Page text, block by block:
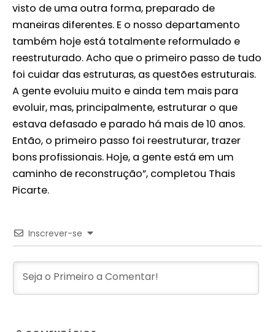
visto de uma outra forma, preparado de
maneiras diferentes. E o nosso departamento
também hoje está totalmente reformulado e
reestruturado. Acho que o primeiro passo de tudo
foi cuidar das estruturas, as questões estruturais.
A gente evoluiu muito e ainda tem mais para
evoluir, mas, principalmente, estruturar o que
estava defasado e parado há mais de 10 anos.
Então, o primeiro passo foi reestruturar, trazer
bons profissionais. Hoje, a gente está em um
caminho de reconstrução”, completou Thais
Picarte.
Inscrever-se